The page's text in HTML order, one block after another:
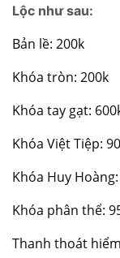
Lộc như sau:
Bản lề: 200k
Khóa tròn: 200k
Khóa tay gạt:
Khóa Việt Tiệp:
Khóa Huy
Khóa phân thể:
Thanh thoát